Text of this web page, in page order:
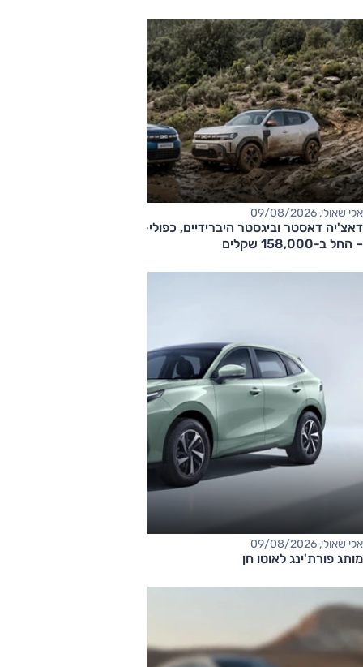
אלי שאולי, 09/08/2026
דאצ'יה דאסטר וביגסטר היברידיים, כפולי-הנעה עם תיבה אוטומטית
– החל ב-158,000 שקלים
אלי שאולי, 09/08/2026
מותג פורת'ינג לאוטו חן